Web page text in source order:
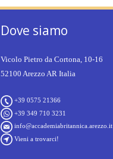
Dove siamo
Vicolo Pietro da Cortona, 10-16
52100 Arezzo AR Italia
+39 0575 21366
+39 349 710 3231
info@accademiabritannica.arezzo.it
Vieni a trovarci!